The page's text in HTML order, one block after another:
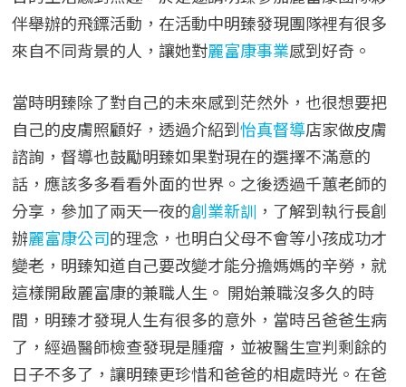
伴舉辦的飛鏢活動，在活動中明臻發現團隊裡有很多
來自不同背景的人，讓她對麗富康事業感到好奇。
當時明臻除了對自己的未來感到茫然外，也很想要把
自己的皮膚照顧好，透過介紹到怡真督導店家做皮膚
諮詢，督導也鼓勵明臻如果對現在的選擇不滿意的
話，應該多多看看外面的世界。之後透過千蕙老師的
分享，參加了兩天一夜的創業新訓 ，了解到執行長創
辦麗富康公司的理念，也明白父母不會等小孩成功才
變老，明臻知道自己要改變才能分擔媽媽的辛勞，就
這樣開啟麗富康的兼職人生。 開始兼職沒多久的時
間，明臻才發現人生有很多的意外，當時呂爸爸生病
了，經過醫師檢查發現是腫瘤，並被醫生宣判剩餘的
日子不多了，讓明臻更珍惜和爸爸的相處時光。在爸